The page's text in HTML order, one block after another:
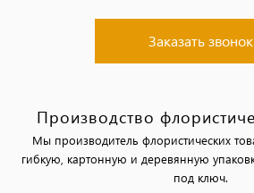
Заказать звонок
Производство
Мы производитель флористических
гибкую, картонную и деревянную
под ключ.